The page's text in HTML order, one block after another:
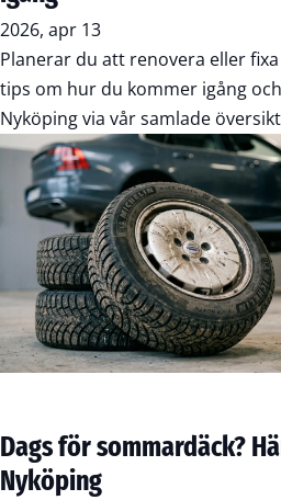
2026, apr 13
Planerar du att renovera eller
tips om hur du kommer igång
Nyköping via vår samlade
Dags för sommardäck?
Nyköping